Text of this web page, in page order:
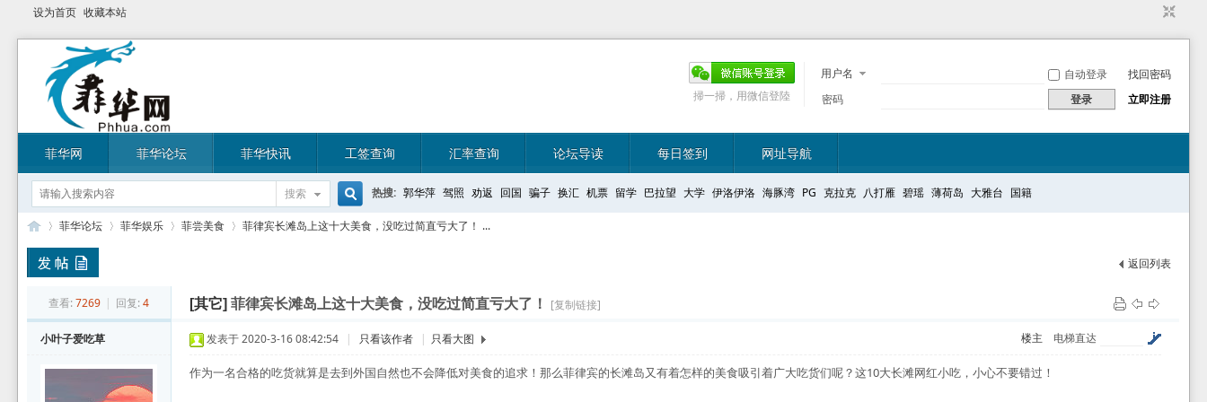
设为首页 收藏本站
用户名 自动登录
找回密码
密码
登录 立即注册
掃一掃，用微信登陸
菲华网 菲华论坛 菲华快讯 工签查询 汇率查询 论坛导读 每日签到 网址导航
搜索
搜
索
热搜: 郭华萍 驾照 劝返 回国 骗子 换汇 机票 留学 巴拉望 大学 伊洛伊洛 海豚湾 PG 克拉克 八打雁 碧瑶 薄荷岛 大雅台 国籍
菲华论坛 菲华娱乐 菲尝美食
›
菲律宾长滩岛上这十大美食，没吃过简直亏大了！ ...
返回列表
查看: 7269 | 回复: 4 [其它] 菲律宾长滩岛上这十大美食，没吃过简直亏大了！ [复制链接]
小叶子爱吃草 电梯直达
楼主
发表于 2020-3-16 08:42:54 | 只看该作者 | 只看大图
作为一名合格的吃货就算是去到外国自然也不会降低对美食的追求！那么菲律宾的长滩岛又有着怎样的美食吸引着广大吃货们呢？这10大长滩网红小吃，小心不要错过！